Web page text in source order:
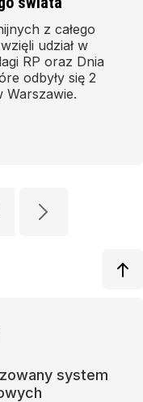
z całego
udział w
RP oraz Dnia
odbyły się 2
Warszawie.
system